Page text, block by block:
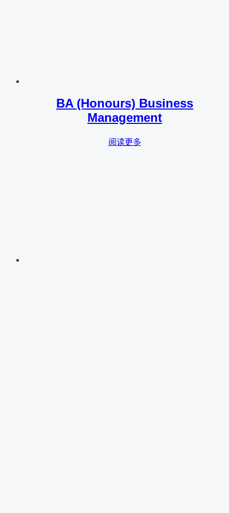
BA (Honours) Business
Management
阅读更多